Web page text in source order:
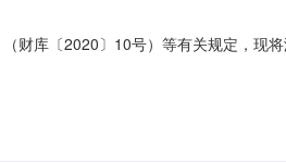
财库〔2020〕10号）等有关规定，现
宣传数量/单位：1项预算金额（元）：